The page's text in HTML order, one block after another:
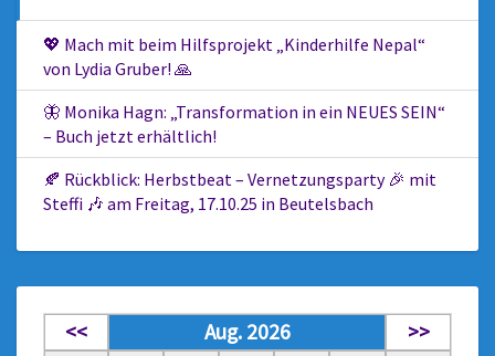
💖 Mach mit beim Hilfsprojekt „Kinderhilfe Nepal“
von Lydia Gruber! 🙏
🦋 Monika Hagn: „Transformation in ein NEUES SEIN“
– Buch jetzt erhältlich!
🍂 Rückblick: Herbstbeat – Vernetzungsparty 🎉 mit
Steffi 🎶 am Freitag, 17.10.25 in Beutelsbach
<< Aug. 2026 >>